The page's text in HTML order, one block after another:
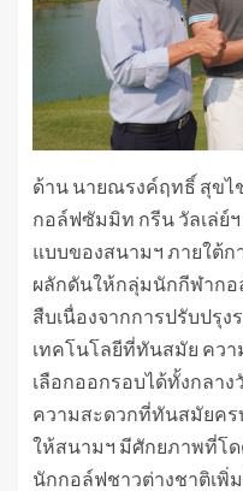
ด้าน นายณรงค์ฤทธิ์ สุขไ
กอล์ฟซัมมิท กรีน วัลเล่ย์
แบบของสนามฯ ภายใต้
ผลักดันให้กลุ่มนักกีฬาก
สืบเนื่องจากการปรับปรุ
เทคโนโลยีที่ทันสมัย คว
เลือกออกรอบได้ทั้งกลา
ความสะดวกที่ทันสมัยคร
ให้สนามฯ มีศักยภาพที่โ
นักกอล์ฟชาวต่างชาติเพิ่